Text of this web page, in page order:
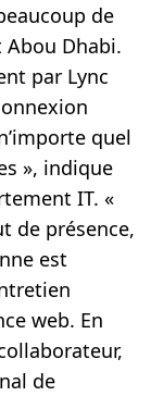
de
Dhabi.
par Lync
quel
», indique
IT. «
de présence,
est
web. En
de